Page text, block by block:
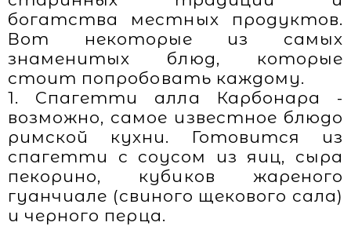
богатства местных продуктов.
Вот некоторые из самых
знаменитых блюд, которые
стоит попробовать каждому.
1. Спагетти алла Карбонара -
возможно, самое известное блюдо
римской кухни. Готовится из
спагетти с соусом из яиц, сыра
пекорино, кубиков жареного
гуанчиале (свиного щекового сала)
и черного перца.